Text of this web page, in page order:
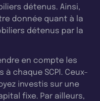
détenus. Ainsi,
donnée quant à la
détenus par la
en compte les
chaque SCPI. Ceux-
investis sur une
fixe. Par ailleurs,